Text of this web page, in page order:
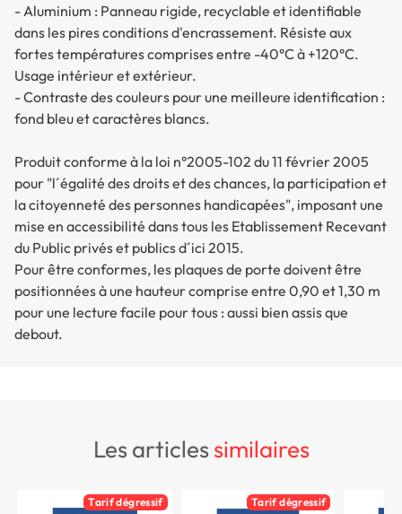
- Aluminium : Panneau rigide, recyclable et identifiable
dans les pires conditions d'encrassement. Résiste aux
fortes températures comprises entre -40°C à +120°C.
Usage intérieur et extérieur.
- Contraste des couleurs pour une meilleure identification :
fond bleu et caractères blancs.
Produit conforme à la loi n°2005-102 du 11 février 2005
pour "l´égalité des droits et des chances, la participation et
la citoyenneté des personnes handicapées", imposant une
mise en accessibilité dans tous les Etablissement Recevant
du Public privés et publics d´ici 2015.
Pour être conformes, les plaques de porte doivent être
positionnées à une hauteur comprise entre 0,90 et 1,30 m
pour une lecture facile pour tous : aussi bien assis que
debout.
les articlessimilaires
Tarif dégressif Tarif dégressif